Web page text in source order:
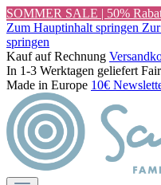
SOMMER SALE | 50%
Zum Hauptinhalt springen
springen
Kauf auf Rechnung
In 1-3 Werktagen geliefert
Made in Europe 10€